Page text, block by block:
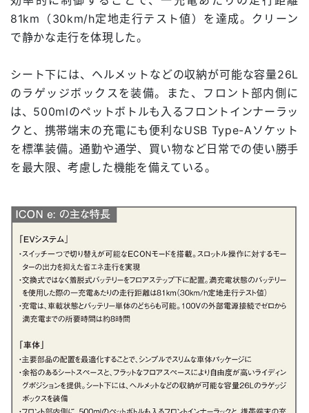
81km（30km/h定地走行テスト値）を達成。クリーン
で静かな走行を体現した。
シート下には、ヘルメットなどの収納が可能な容量26L
のラゲッジボックスを装備。また、フロント部内側に
は、500mlのペットボトルも入るフロントインナーラッ
クと、携帯端末の充電にも便利なUSB Type-Aソケット
を標準装備。通勤や通学、買い物など日常での使い勝手
を最大限、考慮した機能を備えている。